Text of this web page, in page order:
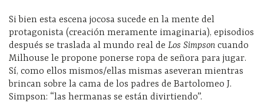
Si bien esta escena jocosa sucede en la mente del
protagonista (creación meramente imaginaria), episodios
después se traslada al mundo real de Los Simpson cuando
Milhouse le propone ponerse ropa de señora para jugar.
Sí, como ellos mismos/ellas mismas aseveran mientras
brincan sobre la cama de los padres de Bartolomeo J.
Simpson: “las hermanas se están divirtiendo”.